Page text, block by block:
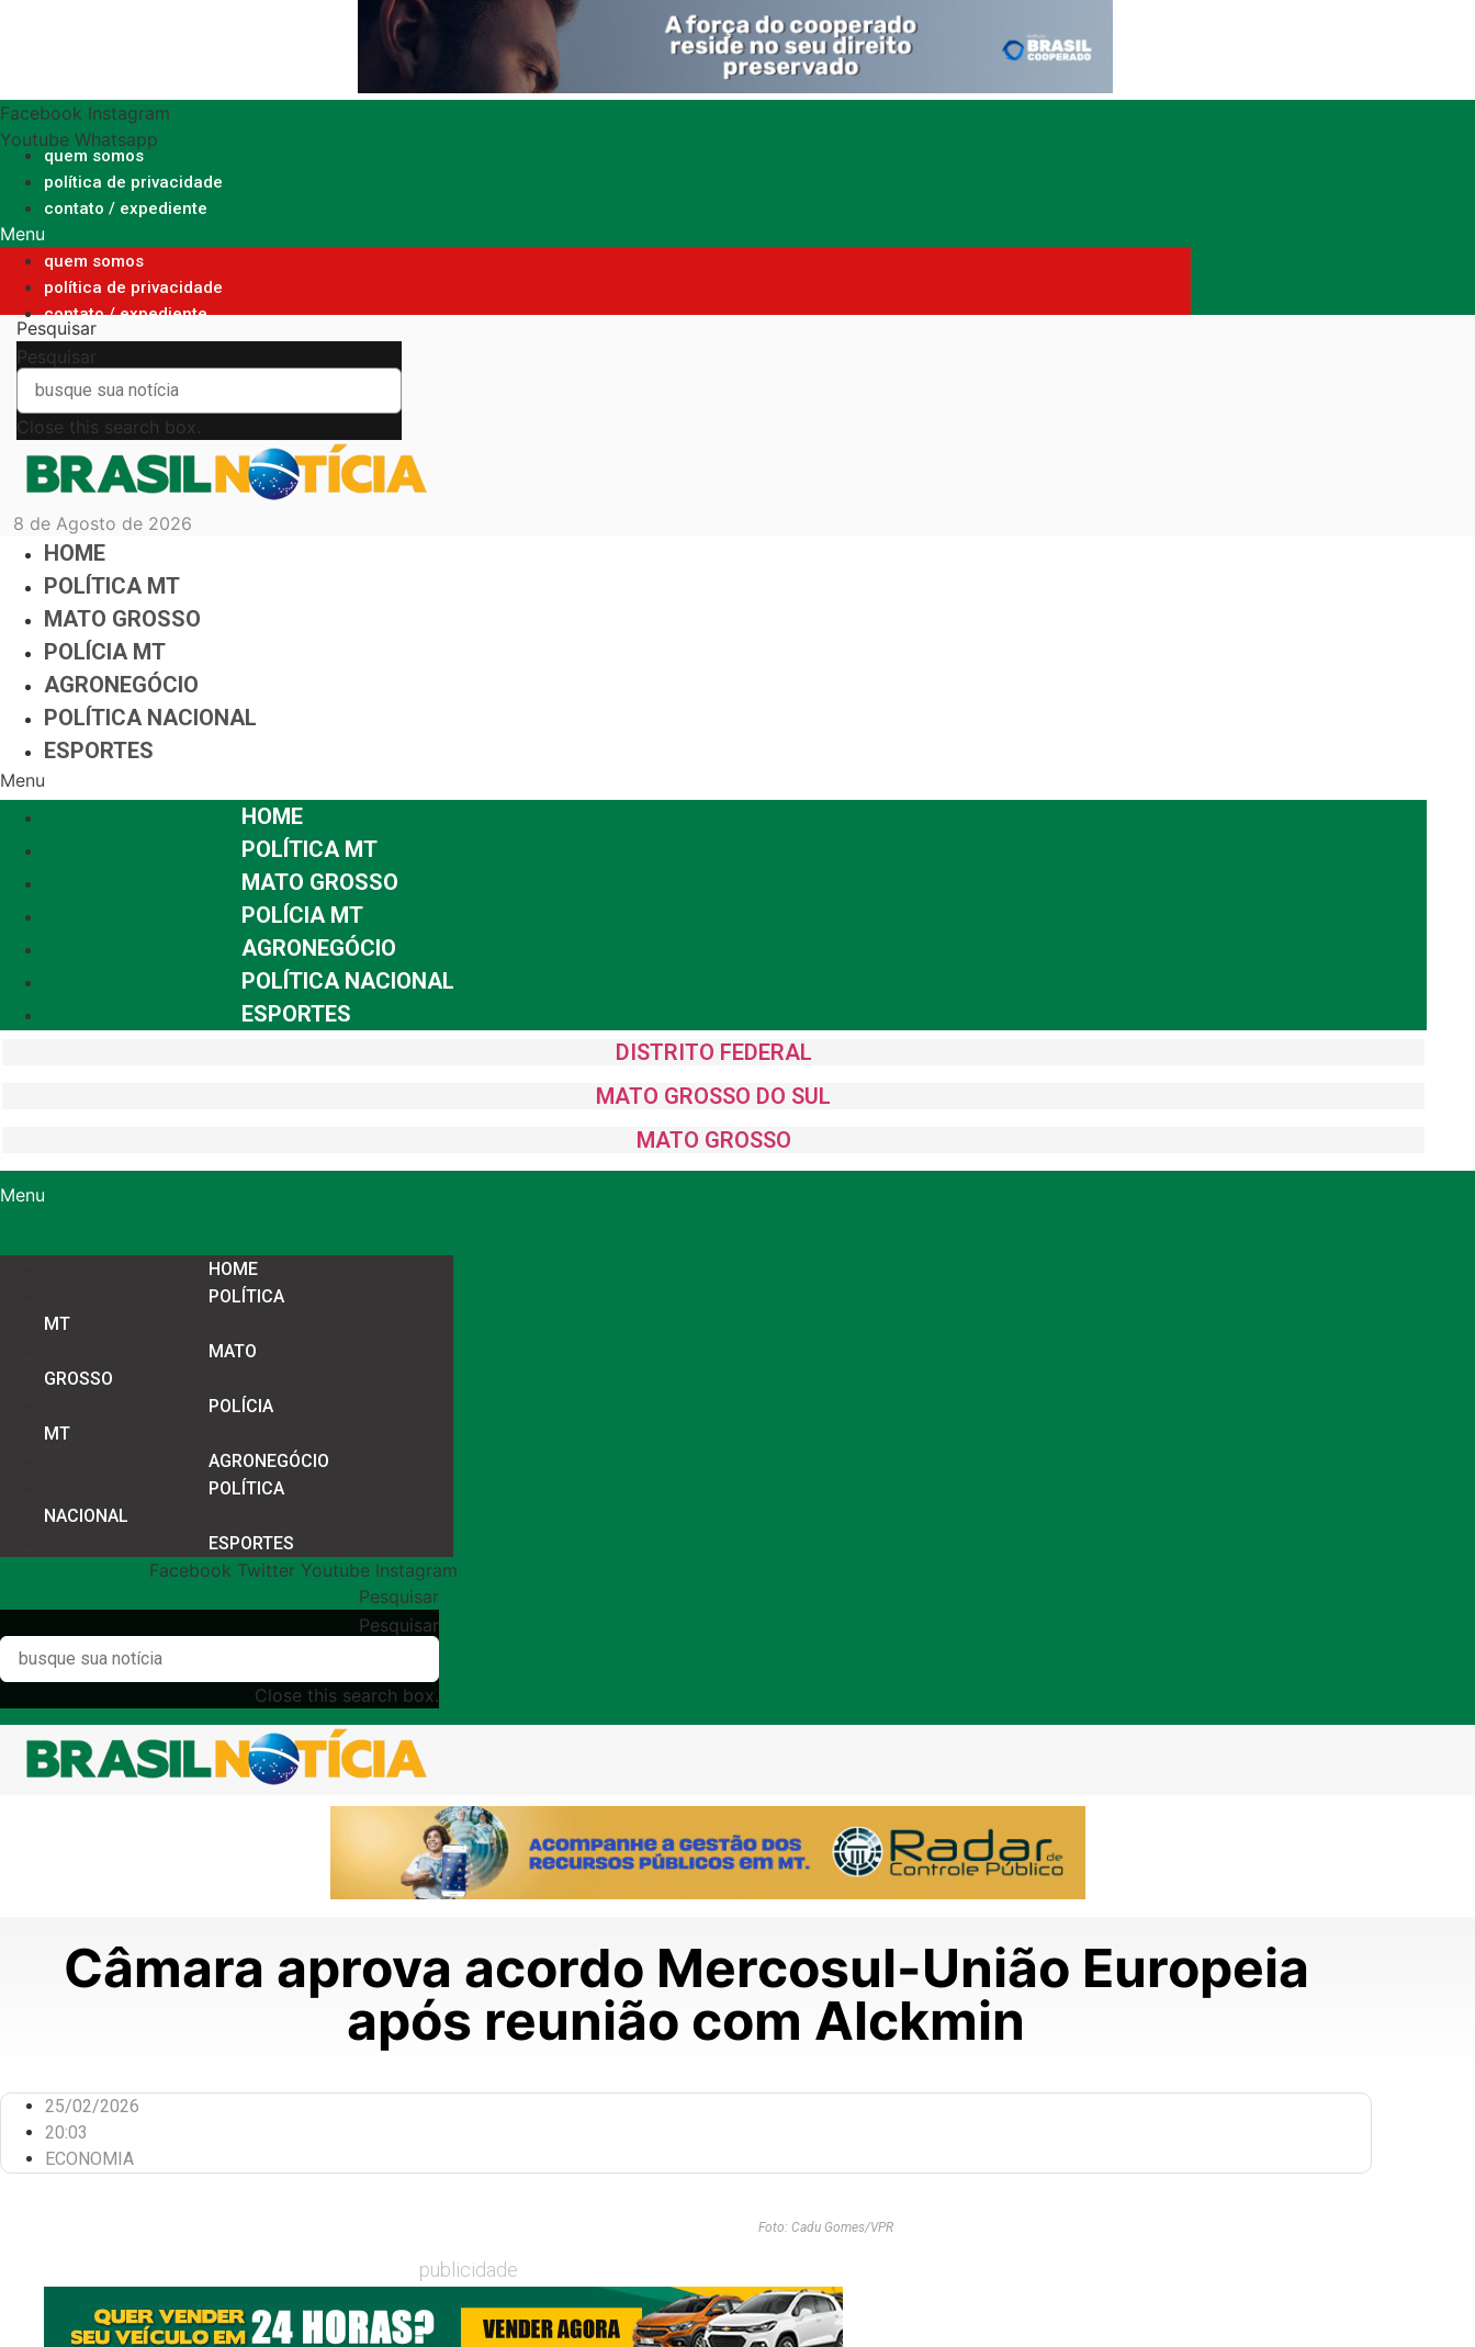
Facebook Instagram
Youtube Whatsapp
quem somos
política de privacidade
contato / expediente
Menu
quem somos
política de privacidade
contato / expediente
Pesquisar
Pesquisar
Close this search box.
8 de Agosto de 2026
HOME
POLÍTICA MT
MATO GROSSO
POLÍCIA MT
AGRONEGÓCIO
POLÍTICA NACIONAL
ESPORTES
Menu
HOME
POLÍTICA MT
MATO GROSSO
POLÍCIA MT
AGRONEGÓCIO
POLÍTICA NACIONAL
ESPORTES
DISTRITO FEDERAL
MATO GROSSO DO SUL
MATO GROSSO
Menu
HOME
POLÍTICA
MT
MATO
GROSSO
POLÍCIA
MT
AGRONEGÓCIO
POLÍTICA
NACIONAL
ESPORTES
Facebook Twitter Youtube Instagram
Pesquisar
Pesquisar
Close this search box.
Câmara aprova acordo Mercosul-União Europeia
após reunião com Alckmin
25/02/2026
20:03
ECONOMIA
Foto: Cadu Gomes/VPR
publicidade